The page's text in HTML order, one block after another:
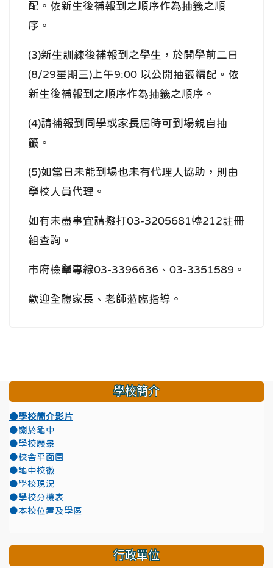
配。依新生後補報到之順序作為抽籤之順
序。
(3)新生訓練後補報到之學生，於開學前二日
(8/29星期三)上午9:00 以公開抽籤編配。依
新生後補報到之順序作為抽籤之順序。
(4)請補報到同學或家長屆時可到場親自抽
籤 。
(5)如當日未能到場也未有代理人協助，則由
學校人員代理。
如有未盡事宜請撥打03-3205681轉212註冊
組查詢。
市府檢舉專線03-3396636、03-3351589。
歡迎全體家長、老師蒞臨指導。
學校簡介
●學校簡介影片
●關於龜中
●學校願景
●校舍平面圖
●龜中校徽
●學校現況
●學校分機表
●本校位置及學區
行政單位